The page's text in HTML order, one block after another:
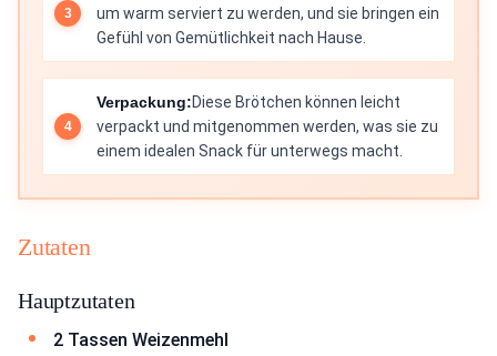
um warm serviert zu werden, und sie bringen ein
Gefühl von Gemütlichkeit nach Hause.
Verpackung:Diese Brötchen können leicht
verpackt und mitgenommen werden, was sie zu
einem idealen Snack für unterwegs macht.
Zutaten
Hauptzutaten
2 Tassen Weizenmehl